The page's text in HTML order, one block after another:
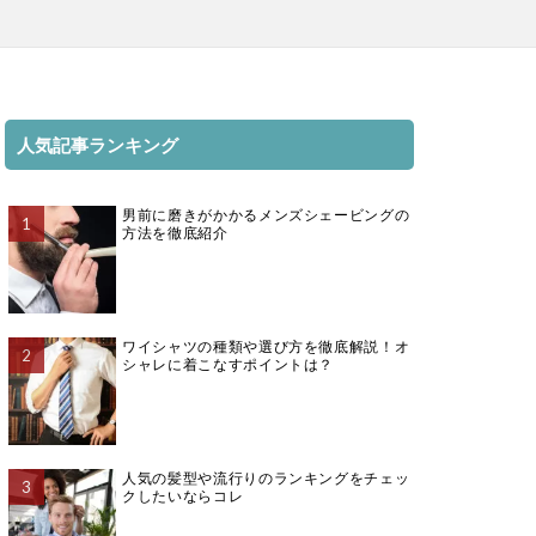
人気記事ランキング
男前に磨きがかかるメンズシェービングの
方法を徹底紹介
ワイシャツの種類や選び方を徹底解説！オ
シャレに着こなすポイントは？
人気の髪型や流行りのランキングをチェッ
クしたいならコレ